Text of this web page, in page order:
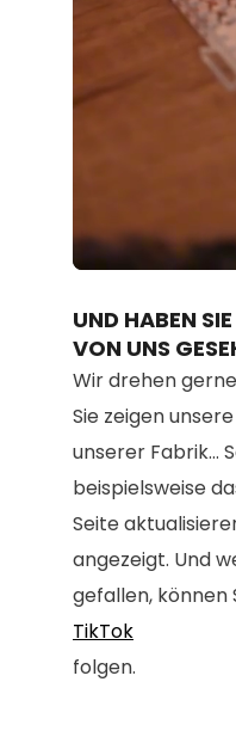
UND HABEN
VON UNS
Wir drehen
Sie zeigen
unserer Fabrik...
beispielsweise
Seite
angezeigt. Und
gefallen, können
TikTok
folgen.